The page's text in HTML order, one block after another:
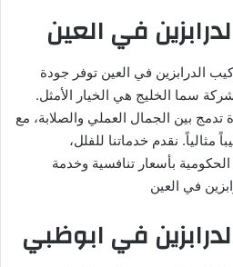
في العين
الدرابزين في العين توفر جودة
سما الخليج هي الخيار الأمثل.
تدمج بين الجمال العملي والصلابة، مع
نقدم خدماتنا للفلل،
بأسعار تنافسية وخدمة
في العين
في ابوظبي